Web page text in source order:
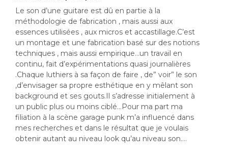
Le son d’une guitare est dû en partie à la
méthodologie de fabrication , mais aussi aux
essences utilisées , aux micros et accastillage.C’est
un montage et une fabrication basé sur des notions
techniques , mais aussi empirique…un travail en
continu, fait d’expérimentations quasi journalières
.Chaque luthiers à sa façon de faire , de” voir” le son
,d’envisager sa propre esthétique en y mêlant son
background et ses gouts.Il s’adresse initialement à
un public plus ou moins ciblé…Pour ma part ma
filiation à la scène garage punk m’a influencé dans
mes recherches et dans le résultat que je voulais
obtenir autant au niveau look qu’au niveau son….